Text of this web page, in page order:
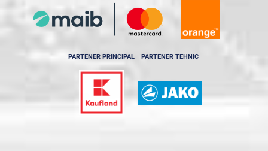
PARTENER PRINCIPAL PARTENER TEHNIC